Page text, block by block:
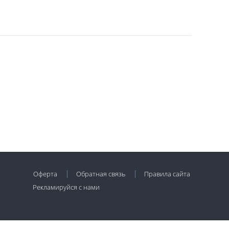
Оферта Обратная связь
Правила сайта
Рекламируйся с нами